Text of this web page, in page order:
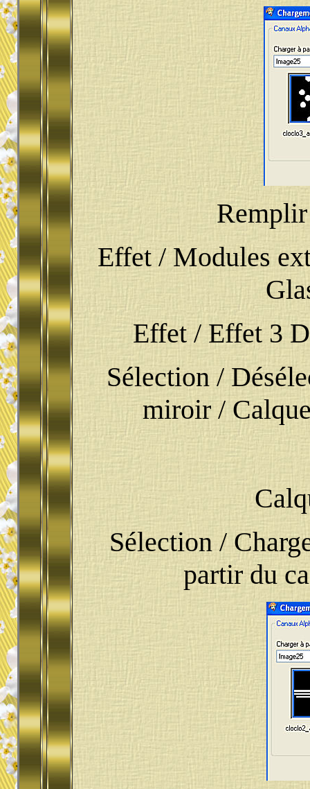
Remplir
Effet / Modules
Effet / Effet 3
Sélection /
miroir /
Sélection /
partir du